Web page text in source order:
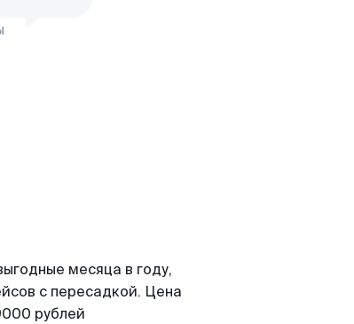
месяца в году,
с пересадкой. Цена
рублей